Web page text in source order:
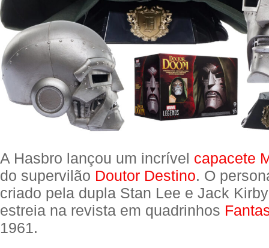
A Hasbro lançou um incrível capacete
do supervilão Doutor Destino. O
criado pela dupla Stan Lee e Jack
estreia na revista em quadrinhos
1961.